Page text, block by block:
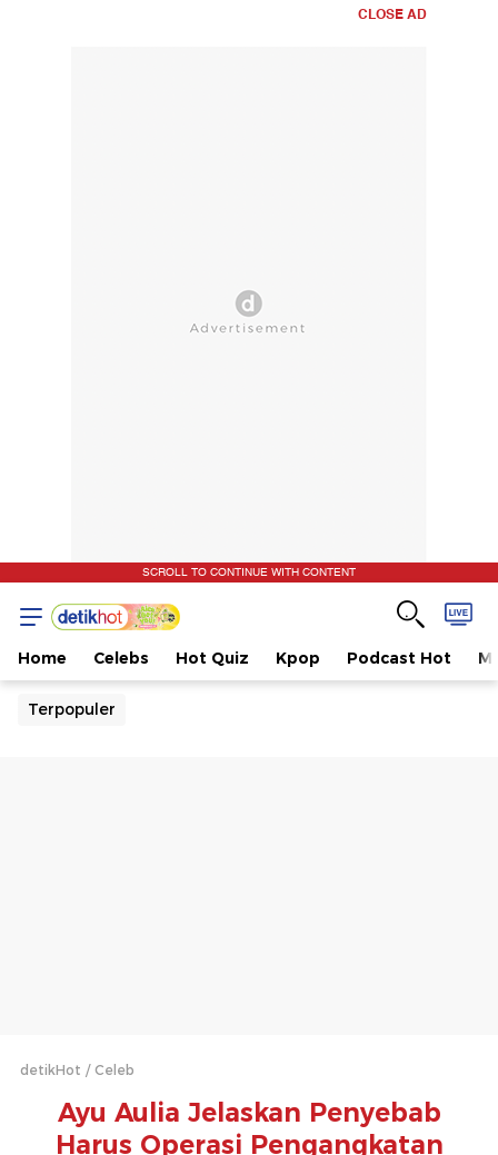
CLOSE AD
SCROLL TO CONTINUE WITH CONTENT
Home Celebs Hot Quiz Kpop Podcast Hot
Terpopuler
detikHot Celeb
Ayu Aulia Jelaskan Penyebab
Harus Operasi Pengangkatan